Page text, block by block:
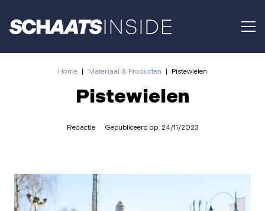
Home | Materiaal & Producten | Pistewielen
Pistewielen
Redactie Gepubliceerd op: 24/11/2023